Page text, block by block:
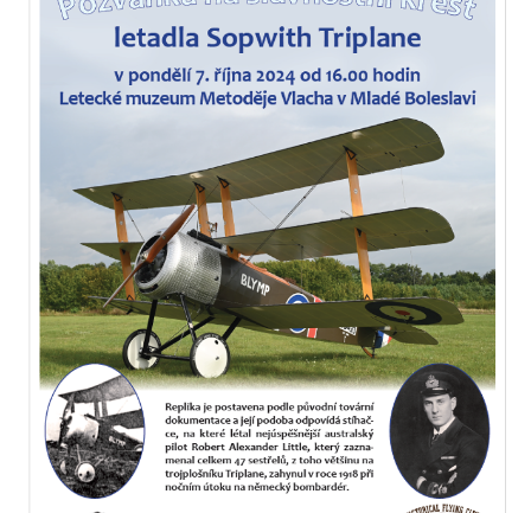
VFR Communication app
The SAFE Guide app
Nabídky práce v letectví
Inzerujte s námi
E-SHOP